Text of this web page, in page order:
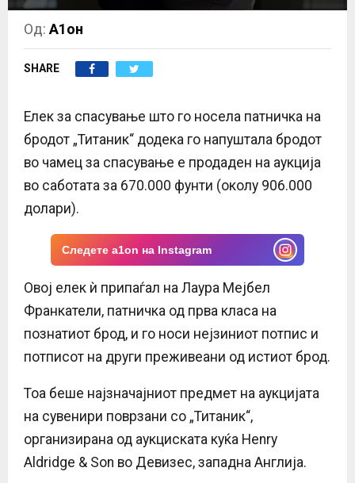
M
E
N
U
Од:А1он
SHARE
Елек за спасување што го носела патничка на
бродот „Титаник“ додека го напуштала бродот
во чамец за спасување е продаден на аукција
во саботата за 670.000 фунти (околу 906.000
долари).
Следете a1on на Instagram
Овој елек ѝ припаѓал на Лаура Мејбел
Франкатели, патничка од прва класа на
познатиот брод, и го носи нејзиниот потпис и
потписот на други преживеани од истиот брод.
Тоа беше најзначајниот предмет на аукцијата
на сувенири поврзани со „Титаник“,
организирана од аукциската куќа Henry
Aldridge & Son во Девизес, западна Англија.